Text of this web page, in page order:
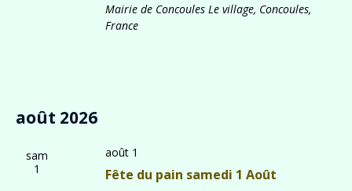
Mairie de Concoules Le village, Concoules,
France
août 2026
sam
1
Fête du pain samedi 1 Août
août 1